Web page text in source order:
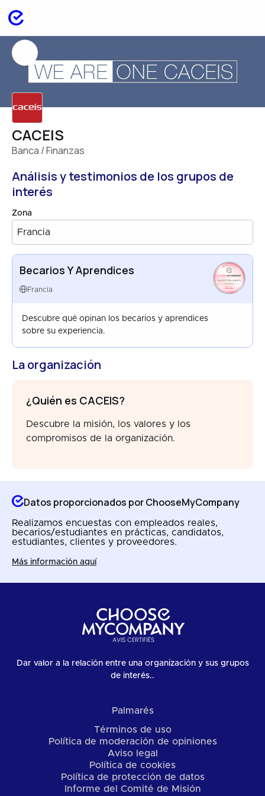
CACEIS
Banca / Finanzas
Análisis y testimonios de los grupos de
interés
Zona
Francia
Becarios Y Aprendices
Francia
HAPPYTRAINEES
FRANCE
AUG 2025
Descubre qué opinan los becarios y aprendices
sobre su experiencia.
La organización
¿Quién es CACEIS?
Descubre la misión, los valores y los
compromisos de la organización.
Datos proporcionados por ChooseMyCompany
Realizamos encuestas con empleados reales,
becarios/estudiantes en prácticas, candidatos,
estudiantes, clientes y proveedores.
Más información aquí
Dar valor a la relación entre una organización y sus grupos
de interés..
Palmarés
Términos de uso
Política de moderación de opiniones
Aviso legal
Política de cookies
Política de protección de datos
Informe del Comité de Misión